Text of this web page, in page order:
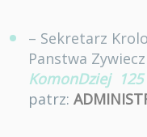
– Sekretarz
Panstwa
KomonDziej 125
patrz: